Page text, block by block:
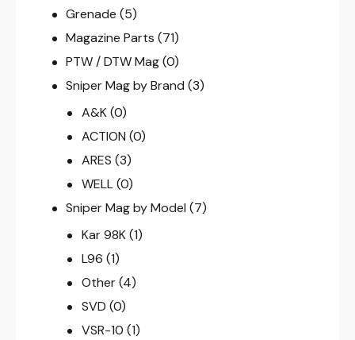
Grenade (5)
Magazine Parts (71)
PTW / DTW Mag (0)
Sniper Mag by Brand (3)
A&K (0)
ACTION (0)
ARES (3)
WELL (0)
Sniper Mag by Model (7)
Kar 98K (1)
L96 (1)
Other (4)
SVD (0)
VSR-10 (1)